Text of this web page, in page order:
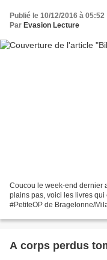
Publié le 10/12/2016 à 05:52
Par Evasion Lecture
Coucou le week-end dernier
plains pas, voici les livres
#PetiteOP de Bragelonne/
A corps perdus